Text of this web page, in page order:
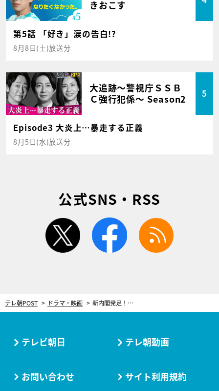
きおこす
第5話 「好き」涙の告白!?
8月8日(土)放送分
大追跡～警視庁ＳＳＢ
Ｃ強行犯係～ Season2
5
Episode3 大炎上…暴走する正義
8月5日(水)放送分
公式SNS・RSS
twitter facebook
テレ朝POST ドラマ・映画 新内閣発足！政治批判も恐れない“新たな総理大臣”へ「日本を変えてくれるかもしれない」と期待の声＜民王R＞
テレビ朝日 テレ朝動画
お問い合わせ サイト利用規約